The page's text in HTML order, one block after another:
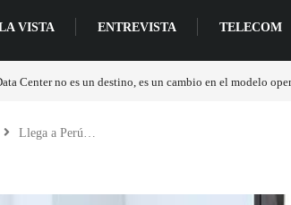
VISTA ENTREVISTA TELECOM
aumentarán más de un 94 % en 2026
Llega a Perú…